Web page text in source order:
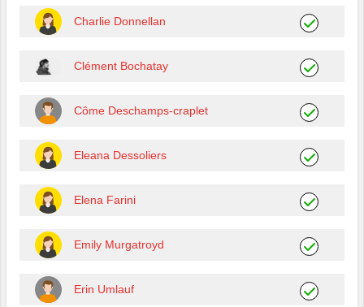
Charlie Donnellan
Clément Bochatay
Côme Deschamps-craplet
Eleana Dessoliers
Elena Farini
Emily Murgatroyd
Erin Umlauf